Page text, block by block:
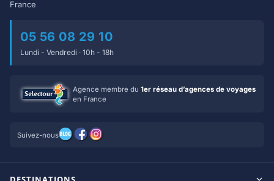
France
05 56 08 29 10
Lundi - Vendredi · 10h - 18h
Agence membre du 1er réseau d’agences de voyages
en France
Suivez-nous